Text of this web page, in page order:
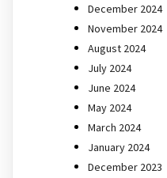
December 2024
November 2024
August 2024
July 2024
June 2024
May 2024
March 2024
January 2024
December 2023